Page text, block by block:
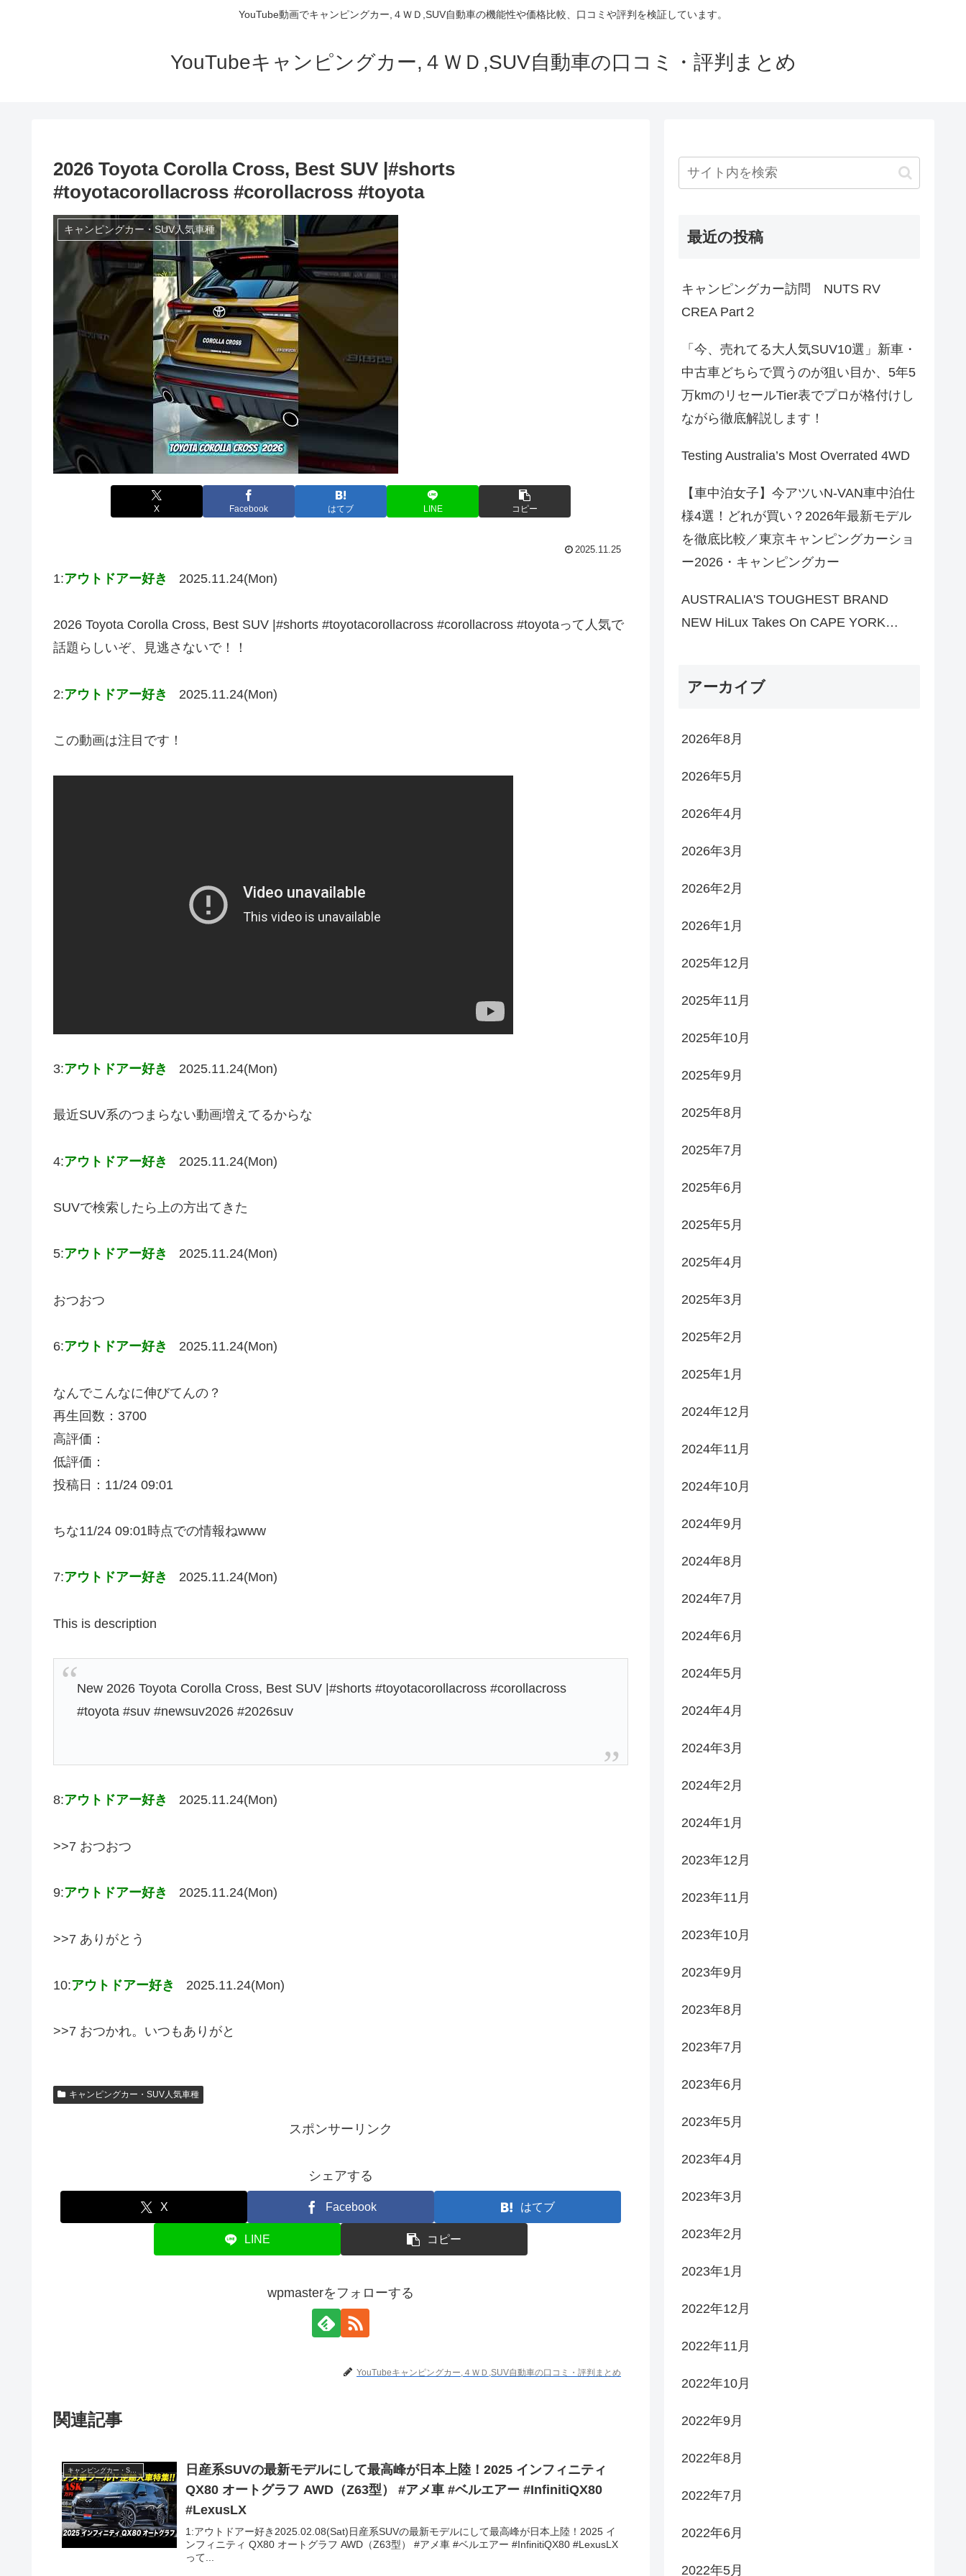
YouTube動画でキャンピングカー,４ＷＤ,SUV自動車の機能性や価格比較、口コミや評判を検証しています。
YouTubeキャンピングカー,４ＷＤ,SUV自動車の口コミ・評判まとめ
2026 Toyota Corolla Cross, Best SUV |#shorts
#toyotacorollacross #corollacross #toyota
キャンピングカー・SUV人気車種
X Facebook はてブ LINE コピー
2025.11.25
1:アウトドアー好き 2025.11.24(Mon)
2026 Toyota Corolla Cross, Best SUV |#shorts #toyotacorollacross #corollacross #toyotaって人気で
話題らしいぞ、見逃さないで！！
2:アウトドアー好き 2025.11.24(Mon)
この動画は注目です！
3:アウトドアー好き 2025.11.24(Mon)
最近SUV系のつまらない動画増えてるからな
4:アウトドアー好き 2025.11.24(Mon)
SUVで検索したら上の方出てきた
5:アウトドアー好き 2025.11.24(Mon)
おつおつ
6:アウトドアー好き 2025.11.24(Mon)
なんでこんなに伸びてんの？
再生回数：3700
高評価：
低評価：
投稿日：11/24 09:01
ちな11/24 09:01時点での情報ねwww
7:アウトドアー好き 2025.11.24(Mon)
This is description
New 2026 Toyota Corolla Cross, Best SUV |#shorts #toyotacorollacross #corollacross
#toyota #suv #newsuv2026 #2026suv
8:アウトドアー好き 2025.11.24(Mon)
>>7 おつおつ
9:アウトドアー好き 2025.11.24(Mon)
>>7 ありがとう
10:アウトドアー好き 2025.11.24(Mon)
>>7 おつかれ。いつもありがと
キャンピングカー・SUV人気車種
スポンサーリンク
シェアする
X Facebook はてブ
LINE コピー
wpmasterをフォローする
YouTubeキャンピングカー,４ＷＤ,SUV自動車の口コミ・評判まとめ
関連記事
キャンピングカー・SUV人気車種
日産系SUVの最新モデルにして最高峰が日本上陸！2025 インフィニティ
QX80 オートグラフ AWD（Z63型） #アメ車 #ベルエアー #InfinitiQX80
#LexusLX
1:アウトドアー好き2025.02.08(Sat)日産系SUVの最新モデルにして最高峰が日本上陸！2025 イ
ンフィニティ QX80 オートグラフ AWD（Z63型） #アメ車 #ベルエアー #InfinitiQX80 #LexusLX
って...
最近の投稿
キャンピングカー訪問 NUTS RV
CREA Part２
「今、売れてる大人気SUV10選」新車・
中古車どちらで買うのが狙い目か、5年5
万kmのリセールTier表でプロが格付けし
ながら徹底解説します！
Testing Australia’s Most Overrated 4WD
【車中泊女子】今アツいN-VAN車中泊仕
様4選！どれが買い？2026年最新モデル
を徹底比較／東京キャンピングカーショ
ー2026・キャンピングカー
AUSTRALIA'S TOUGHEST BRAND
NEW HiLux Takes On CAPE YORK…
アーカイブ
2026年8月
2026年5月
2026年4月
2026年3月
2026年2月
2026年1月
2025年12月
2025年11月
2025年10月
2025年9月
2025年8月
2025年7月
2025年6月
2025年5月
2025年4月
2025年3月
2025年2月
2025年1月
2024年12月
2024年11月
2024年10月
2024年9月
2024年8月
2024年7月
2024年6月
2024年5月
2024年4月
2024年3月
2024年2月
2024年1月
2023年12月
2023年11月
2023年10月
2023年9月
2023年8月
2023年7月
2023年6月
2023年5月
2023年4月
2023年3月
2023年2月
2023年1月
2022年12月
2022年11月
2022年10月
2022年9月
2022年8月
2022年7月
2022年6月
2022年5月